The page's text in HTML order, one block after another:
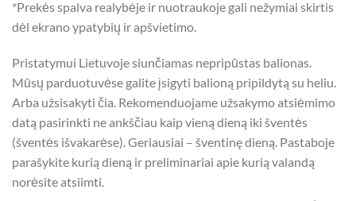
*Prekės spalva realybėje ir nuotraukoje gali nežymiai skirtis
dėl ekrano ypatybių ir apšvietimo.
Pristatymui Lietuvoje siunčiamas nepripūstas balionas.
Mūsų parduotuvėse galite įsigyti balioną pripildytą su heliu.
Arba užsisakyti čia. Rekomenduojame užsakymo atsiėmimo
datą pasirinkti ne ankščiau kaip vieną dieną iki šventės
(šventės išvakarėse). Geriausiai – šventinę dieną. Pastaboje
parašykite kurią dieną ir preliminariai apie kurią valandą
norėsite atsiimti.